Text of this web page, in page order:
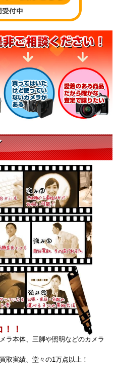
！
ラ本体、三脚や照明などのカメラ
取実績、堂々の1万点以上！